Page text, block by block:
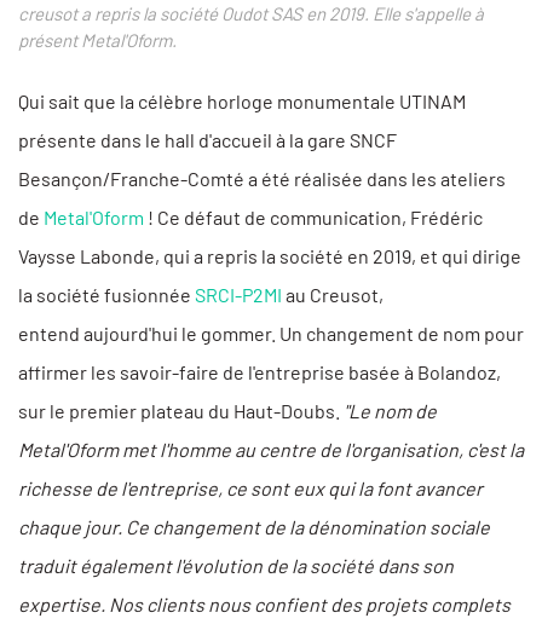
creusot a repris la société Oudot SAS en 2019. Elle s'appelle à
présent Metal'Oform.
Qui sait que la célèbre horloge monumentale UTINAM
présente dans le hall d'accueil à la gare SNCF
Besançon/Franche-Comté a été réalisée dans les ateliers
de Metal'Oform ! Ce défaut de communication, Frédéric
Vaysse Labonde, qui a repris la société en 2019, et qui dirige
la société fusionnée SRCI-P2MI au Creusot,
entend aujourd'hui le gommer. Un changement de nom pour
affirmer les savoir-faire de l'entreprise basée à Bolandoz,
sur le premier plateau du Haut-Doubs. "Le nom de
Metal'Oform met l'homme au centre de l'organisation, c'est la
richesse de l'entreprise, ce sont eux qui la font avancer
chaque jour. Ce changement de la dénomination sociale
traduit également l'évolution de la société dans son
expertise. Nos clients nous confient des projets complets